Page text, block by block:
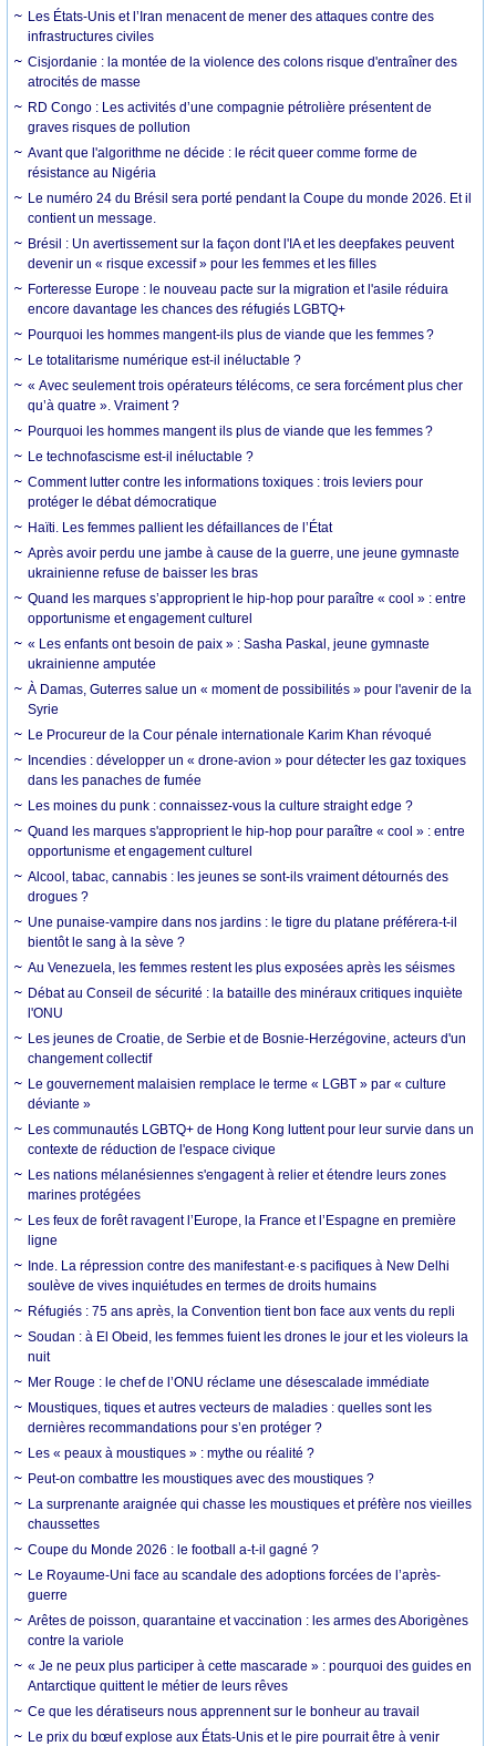
Les États-Unis et l’Iran menacent de mener des attaques contre des
infrastructures civiles
Cisjordanie : la montée de la violence des colons risque d'entraîner des
atrocités de masse
RD Congo : Les activités d’une compagnie pétrolière présentent de
graves risques de pollution
Avant que l'algorithme ne décide : le récit queer comme forme de
résistance au Nigéria
Le numéro 24 du Brésil sera porté pendant la Coupe du monde 2026. Et il
contient un message.
Brésil : Un avertissement sur la façon dont l'IA et les deepfakes peuvent
devenir un « risque excessif » pour les femmes et les filles
Forteresse Europe : le nouveau pacte sur la migration et l'asile réduira
encore davantage les chances des réfugiés LGBTQ+
Pourquoi les hommes mangent-ils plus de viande que les femmes ?
Le totalitarisme numérique est-il inéluctable ?
« Avec seulement trois opérateurs télécoms, ce sera forcément plus cher
qu’à quatre ». Vraiment ?
Pourquoi les hommes mangent ils plus de viande que les femmes ?
Le technofascisme est-il inéluctable ?
Comment lutter contre les informations toxiques : trois leviers pour
protéger le débat démocratique
Haïti. Les femmes pallient les défaillances de l’État
Après avoir perdu une jambe à cause de la guerre, une jeune gymnaste
ukrainienne refuse de baisser les bras
Quand les marques s’approprient le hip-hop pour paraître « cool » : entre
opportunisme et engagement culturel
« Les enfants ont besoin de paix » : Sasha Paskal, jeune gymnaste
ukrainienne amputée
À Damas, Guterres salue un « moment de possibilités » pour l'avenir de la
Syrie
Le Procureur de la Cour pénale internationale Karim Khan révoqué
Incendies : développer un « drone-avion » pour détecter les gaz toxiques
dans les panaches de fumée
Les moines du punk : connaissez-vous la culture straight edge ?
Quand les marques s'approprient le hip-hop pour paraître « cool » : entre
opportunisme et engagement culturel
Alcool, tabac, cannabis : les jeunes se sont-ils vraiment détournés des
drogues ?
Une punaise-vampire dans nos jardins : le tigre du platane préférera-t-il
bientôt le sang à la sève ?
Au Venezuela, les femmes restent les plus exposées après les séismes
Débat au Conseil de sécurité : la bataille des minéraux critiques inquiète
l'ONU
Les jeunes de Croatie, de Serbie et de Bosnie-Herzégovine, acteurs d'un
changement collectif
Le gouvernement malaisien remplace le terme « LGBT » par « culture
déviante »
Les communautés LGBTQ+ de Hong Kong luttent pour leur survie dans un
contexte de réduction de l'espace civique
Les nations mélanésiennes s'engagent à relier et étendre leurs zones
marines protégées
Les feux de forêt ravagent l’Europe, la France et l’Espagne en première
ligne
Inde. La répression contre des manifestant·e·s pacifiques à New Delhi
soulève de vives inquiétudes en termes de droits humains
Réfugiés : 75 ans après, la Convention tient bon face aux vents du repli
Soudan : à El Obeid, les femmes fuient les drones le jour et les violeurs la
nuit
Mer Rouge : le chef de l’ONU réclame une désescalade immédiate
Moustiques, tiques et autres vecteurs de maladies : quelles sont les
dernières recommandations pour s’en protéger ?
Les « peaux à moustiques » : mythe ou réalité ?
Peut-on combattre les moustiques avec des moustiques ?
La surprenante araignée qui chasse les moustiques et préfère nos vieilles
chaussettes
Coupe du Monde 2026 : le football a-t-il gagné ?
Le Royaume-Uni face au scandale des adoptions forcées de l’après-
guerre
Arêtes de poisson, quarantaine et vaccination : les armes des Aborigènes
contre la variole
« Je ne peux plus participer à cette mascarade » : pourquoi des guides en
Antarctique quittent le métier de leurs rêves
Ce que les dératiseurs nous apprennent sur le bonheur au travail
Le prix du bœuf explose aux États-Unis et le pire pourrait être à venir